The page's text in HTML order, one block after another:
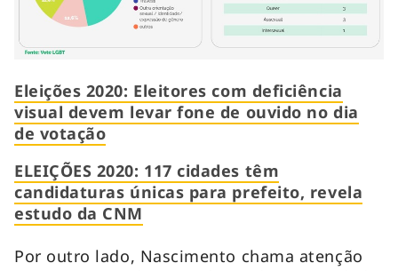
Eleições 2020: Eleitores com deficiência
visual devem levar fone de ouvido no dia
de votação
ELEIÇÕES 2020: 117 cidades têm
candidaturas únicas para prefeito, revela
estudo da CNM
Por outro lado, Nascimento chama atenção